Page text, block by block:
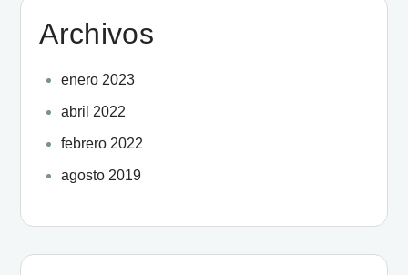
Archivos
enero 2023
abril 2022
febrero 2022
agosto 2019